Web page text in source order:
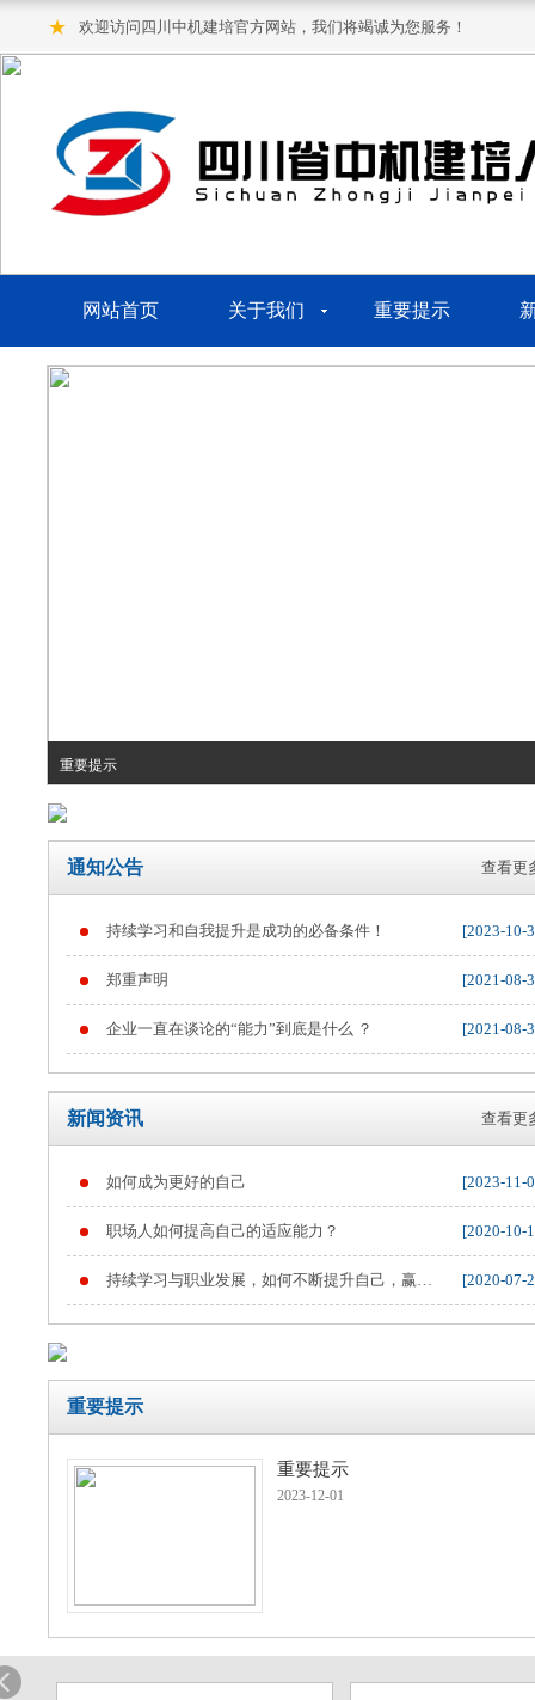
★ 欢迎访问四川中机建培官方网站，我们将竭诚为您服务！
网站首页 关于我们 重要提示
重要提示
重要提示
通知公告 查看更
持续学习和自我提升是成功的必备条件！ [2023-10-
郑重声明 [2021-08-
企业一直在谈论的“能力”到底是什么 ？ [2021-08-
新闻资讯 查看更
如何成为更好的自己 [2023-11-
职场人如何提高自己的适应能力？ [2020-10-
持续学习与职业发展，如何不断提升自己，赢得
职业竞争
[2020-07-
重要提示
重要提示
2023-12-01